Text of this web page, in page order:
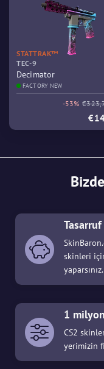
STATTRAK™
TEC-9
Decimator
FACTORY NEW
-53%
Tasarruf
skinleri
yaparsınız.
1
CS2
yerimizin